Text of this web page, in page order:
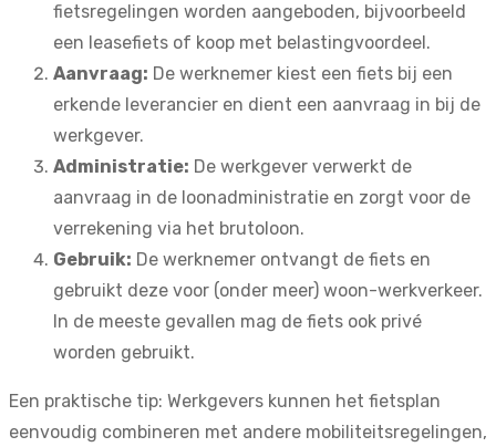
fietsregelingen worden aangeboden, bijvoorbeeld
een leasefiets of koop met belastingvoordeel.
Aanvraag: De werknemer kiest een fiets bij een
erkende leverancier en dient een aanvraag in bij de
werkgever.
Administratie: De werkgever verwerkt de
aanvraag in de loonadministratie en zorgt voor de
verrekening via het brutoloon.
Gebruik: De werknemer ontvangt de fiets en
gebruikt deze voor (onder meer) woon-werkverkeer.
In de meeste gevallen mag de fiets ook privé
worden gebruikt.
Een praktische tip: Werkgevers kunnen het fietsplan
eenvoudig combineren met andere mobiliteitsregelingen,